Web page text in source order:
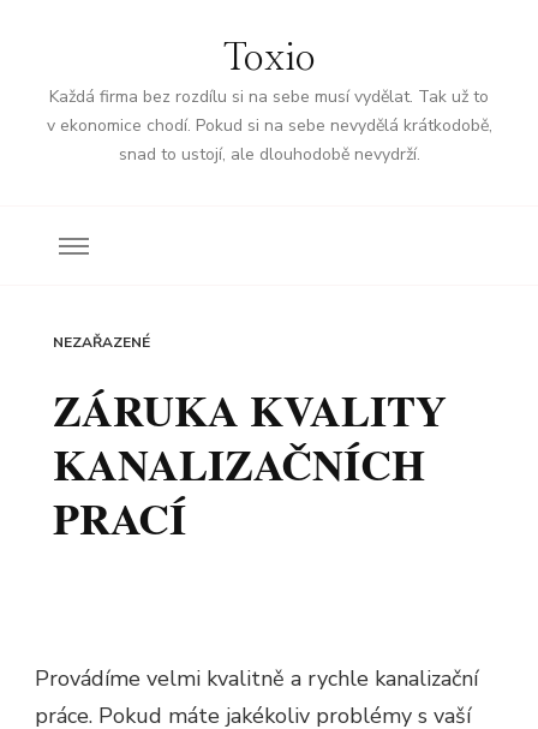
Toxio
Každá firma bez rozdílu si na sebe musí vydělat. Tak už to
v ekonomice chodí. Pokud si na sebe nevydělá krátkodobě,
snad to ustojí, ale dlouhodobě nevydrží.
NEZAŘAZENÉ
ZÁRUKA KVALITY
KANALIZAČNÍCH
PRACÍ
Provádíme velmi kvalitně a rychle kanalizační
práce. Pokud máte jakékoliv problémy s vaší